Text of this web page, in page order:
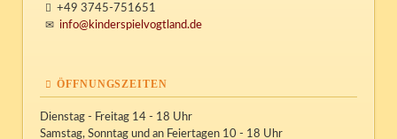
+49 3745-751651
info@kinderspielvogtland.de
ÖFFNUNGSZEITEN
Dienstag - Freitag 14 - 18 Uhr
Samstag, Sonntag und an Feiertagen 10 - 18 Uhr